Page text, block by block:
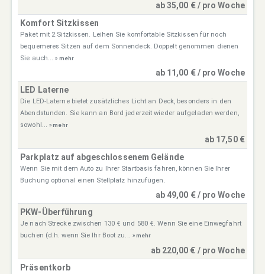
ab 35,00 € / pro Woche
Komfort Sitzkissen
Paket mit 2 Sitzkissen. Leihen Sie komfortable Sitzkissen für noch
bequemeres Sitzen auf dem Sonnendeck. Doppelt genommen dienen
Sie auch...» mehr
ab 11,00 € / pro Woche
LED Laterne
Die LED-Laterne bietet zusätzliches Licht an Deck, besonders in den
Abendstunden. Sie kann an Bord jederzeit wieder aufgeladen werden,
sowohl...» mehr
ab 17,50 €
Parkplatz auf abgeschlossenem Gelände
Wenn Sie mit dem Auto zu Ihrer Startbasis fahren, können Sie Ihrer
Buchung optional einen Stellplatz hinzufügen.
ab 49,00 € / pro Woche
PKW-Überführung
Je nach Strecke zwischen 130 € und 580 €. Wenn Sie eine Einwegfahrt
buchen (d.h. wenn Sie Ihr Boot zu... » mehr
ab 220,00 € / pro Woche
Präsentkorb